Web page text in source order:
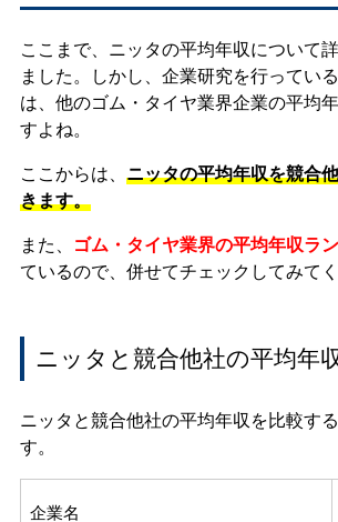
ここまで、ニッタの平均年収について
ました。しかし、企業研究を行ってい
は、他のゴム・タイヤ業界企業の平均
すよね。
ここからは、 ニッタの平均年収を競合
きます。
また、 ゴム・タイヤ業界の平均年収ラ
ているので、併せてチェックしてみてく
ニッタと競合他社の平均年
ニッタと競合他社の平均年収を比較す
す。
企業名